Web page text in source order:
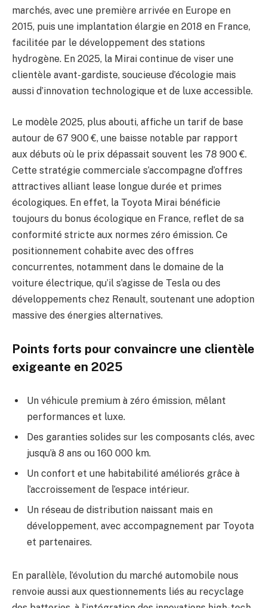
marchés, avec une première arrivée en Europe en
2015, puis une implantation élargie en 2018 en France,
facilitée par le développement des stations
hydrogène. En 2025, la Mirai continue de viser une
clientèle avant-gardiste, soucieuse d’écologie mais
aussi d’innovation technologique et de luxe accessible.
Le modèle 2025, plus abouti, affiche un tarif de base
autour de 67 900 €, une baisse notable par rapport
aux débuts où le prix dépassait souvent les 78 900 €.
Cette stratégie commerciale s’accompagne d’offres
attractives alliant lease longue durée et primes
écologiques. En effet, la Toyota Mirai bénéficie
toujours du bonus écologique en France, reflet de sa
conformité stricte aux normes zéro émission. Ce
positionnement cohabite avec des offres
concurrentes, notamment dans le domaine de la
voiture électrique, qu’il s’agisse de Tesla ou des
développements chez Renault, soutenant une adoption
massive des énergies alternatives.
Points forts pour convaincre une clientèle
exigeante en 2025
Un véhicule premium à zéro émission, mêlant
performances et luxe.
Des garanties solides sur les composants clés, avec
jusqu’à 8 ans ou 160 000 km.
Un confort et une habitabilité améliorés grâce à
l’accroissement de l’espace intérieur.
Un réseau de distribution naissant mais en
développement, avec accompagnement par Toyota
et partenaires.
En parallèle, l’évolution du marché automobile nous
renvoie aussi aux questionnements liés au recyclage